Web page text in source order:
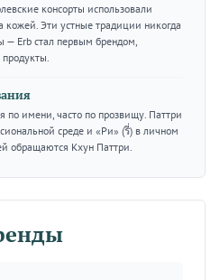
консорты использовали
кожей. Эти устные традиции никогда
Erb стал первым брендом,
по имени, часто по прозвищу. Паттри
среде и «Ри» (รี่) в личном
обращаются Кхун Паттри.